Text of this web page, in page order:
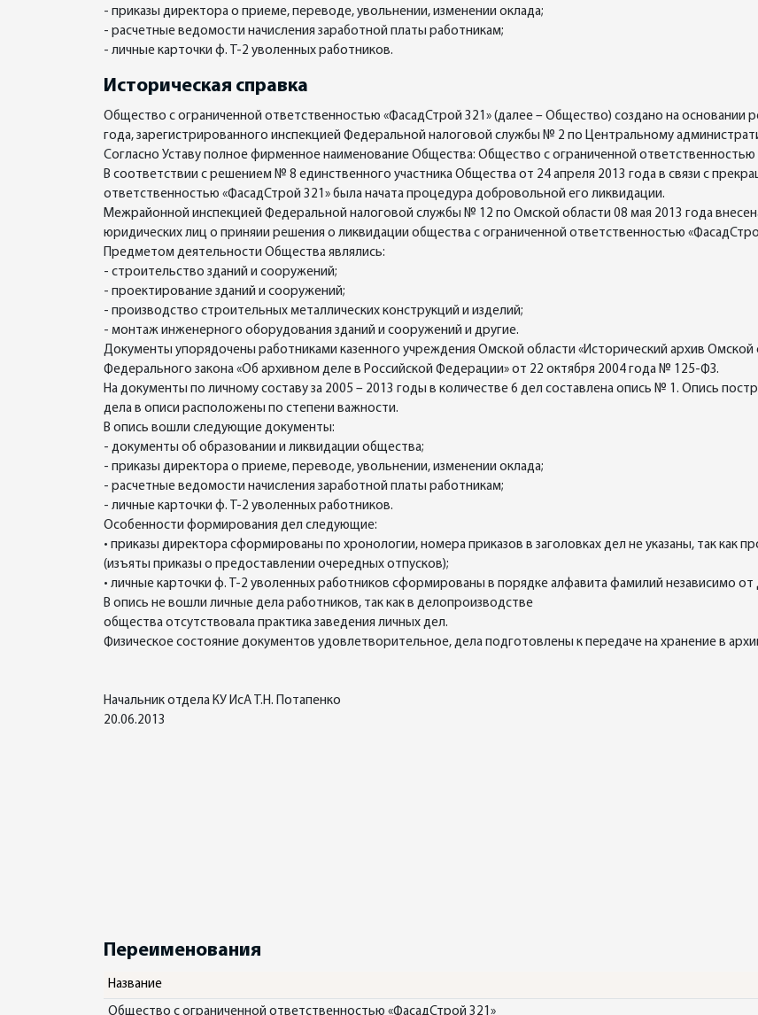
- приказы директора о приеме, переводе, увольнении, изменении оклада;
- расчетные ведомости начисления заработной платы работникам;
- личные карточки ф. Т-2 уволенных работников.
Историческая справка
Общество с ограниченной ответственностью «ФасадСтрой 321» (далее – Общество) создано на
года, зарегистрированного инспекцией Федеральной налоговой службы № 2 по Центральному
Согласно Уставу полное фирменное наименование Общества: Общество с ограниченной
В соответствии с решением № 8 единственного участника Общества от 24 апреля 2013 года в связи с
ответственностью «ФасадСтрой 321» была начата процедура добровольной его ликвидации.
Межрайонной инспекцией Федеральной налоговой службы № 12 по Омской области 08 мая 2013 года
юридических лиц о приняии решения о ликвидации общества с ограниченной ответственностью
Предметом деятельности Общества являлись:
- строительство зданий и сооружений;
- проектирование зданий и сооружений;
- производство строительных металлических конструкций и изделий;
- монтаж инженерного оборудования зданий и сооружений и другие.
Документы упорядочены работниками казенного учреждения Омской области «Исторический архив Омской
Федерального закона «Об архивном деле в Российской Федерации» от 22 октября 2004 года № 125-ФЗ.
На документы по личному составу за 2005 – 2013 годы в количестве 6 дел составлена опись № 1. Опись
дела в описи расположены по степени важности.
В опись вошли следующие документы:
- документы об образовании и ликвидации общества;
- приказы директора о приеме, переводе, увольнении, изменении оклада;
- расчетные ведомости начисления заработной платы работникам;
- личные карточки ф. Т-2 уволенных работников.
Особенности формирования дел следующие:
• приказы директора сформированы по хронологии, номера приказов в заголовках дел не указаны, так как
(изъяты приказы о предоставлении очередных отпусков);
• личные карточки ф. Т-2 уволенных работников сформированы в порядке алфавита фамилий независимо от
В опись не вошли личные дела работников, так как в делопроизводстве
общества отсутствовала практика заведения личных дел.
Физическое состояние документов удовлетворительное, дела подготовлены к передаче на хранение в
Начальник отдела КУ ИсА Т.Н. Потапенко
20.06.2013
Переименования
Название
Общество с ограниченной ответственностью «ФасадСтрой 321»